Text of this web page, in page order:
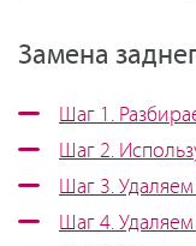
Замена
Шаг 1.
Шаг 2.
Шаг 3.
Шаг 4. Удаляем